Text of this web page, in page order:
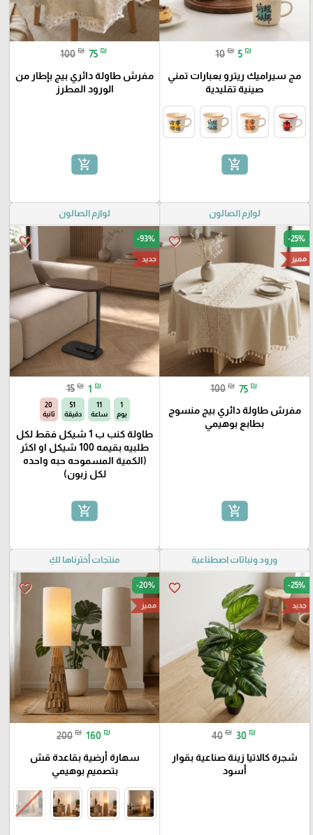
10 ₪ 5 ₪
مج سيراميك ريترو بعبارات تمني
صينية تقليدية
add_shopping_cart
100 ₪ 75 ₪
مفرش طاولة دائري بيج بإطار من
الورود المطرز
add_shopping_cart
لوازم الصالون
favorite_border -25%
مميز
100 ₪ 75 ₪
مفرش طاولة دائري بيج منسوج
بطابع بوهيمي
add_shopping_cart
لوازم الصالون
favorite_border -93%
جديد
15 ₪ 1 ₪
1
يوم
11
ساعة
51
دقيقة
19
ثانية
طاولة كنب ب 1 شيكل فقط لكل
طلبيه بقيمه 100 شيكل او اكثر
(الكمية المسموحه حبه واحده
لكل زبون)
add_shopping_cart
ورود ونباتات اصطناعية
favorite_border -25%
جديد
40 ₪ 30 ₪
شجرة كالاتيا زينة صناعية بقوار
أسود
منتجات أخترناها لكِ
favorite_border -20%
مميز
200 ₪ 160 ₪
سهارة أرضية بقاعدة قش
بتصميم بوهيمي